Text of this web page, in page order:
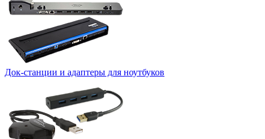
Док-станции и адаптеры для ноутбуков